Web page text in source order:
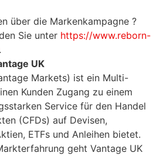
über die Markenkampagne ?
Sie unter https://www.reborn-
UK
Markets) ist ein Multi-
Kunden Zugang zu einem
Service für den Handel
(CFDs) auf Devisen,
ETFs und Anleihen bietet.
geht Vantage UK